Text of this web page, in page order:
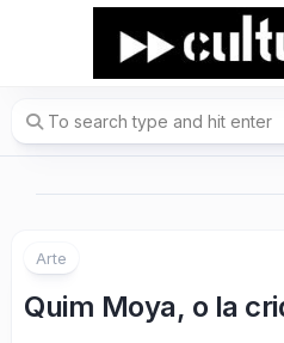
Arte
Quim Moya, o la